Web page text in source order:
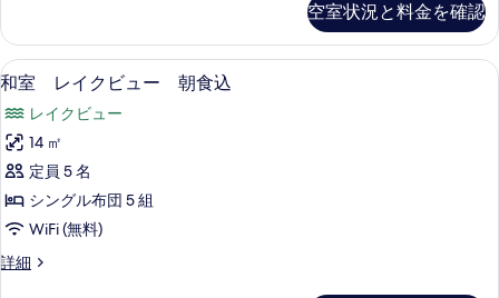
付
の
す
べ
て
の
写
を
ー
付
の
詳
細
朝
食
＆
イ
ン
ル
ー
ム
デ
イ
ク
ビ
ー
朝
食
＆
イ
ン
ル
ー
空室状況と料金を確認
和
レ
イ
ク
ビ
ー
4
和室 レイクビュー 朝食込
レイクビュー
14 ㎡
定員 5 名
シングル布団 5 組
WiFi (無料)
詳細
和